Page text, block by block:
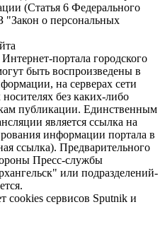
(Статья 6 Федерального
"Закон о персональных
портала городского
быть воспроизведены в
на серверах сети
без каких-либо
публикации. Единственным
является ссылка на
информации портала в
ссылка). Предварительного
Пресс-службы
или подразделений-
cookies сервисов Sputnik и